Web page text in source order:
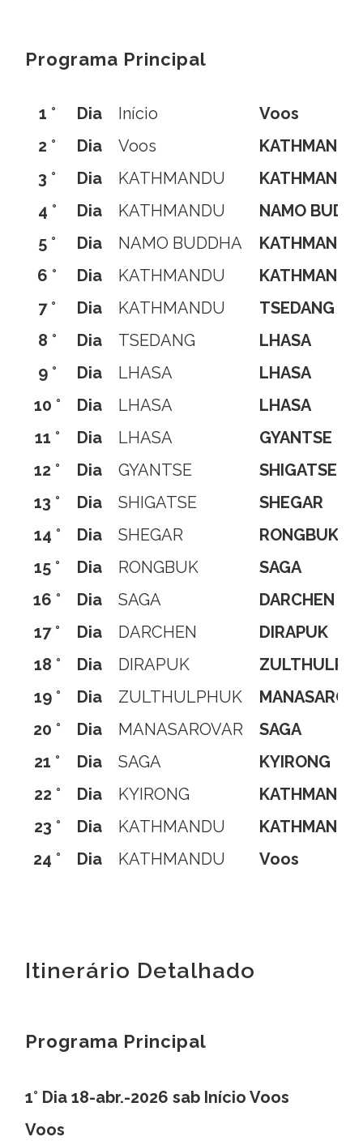
Programa Principal
1 ° Dia Início
Voos
2 °
Dia Voos
KATHMANDU
3 °
Dia KATHMANDU
KATHMANDU
4 °
Dia KATHMANDU
NAMO
5 °
Dia NAMO BUDDHA
KATHMANDU
6 °
Dia KATHMANDU
KATHMANDU
7 °
Dia KATHMANDU
TSEDANG
8 °
Dia TSEDANG
LHASA
9 °
Dia LHASA
LHASA
10 °
Dia LHASA
LHASA
11 °
Dia LHASA
GYANTSE
12 °
Dia GYANTSE
SHIGATSE
13 °
Dia SHIGATSE
SHEGAR
14 °
Dia SHEGAR
RONGBUK
15 °
Dia RONGBUK
SAGA
16 °
Dia SAGA
DARCHEN
17 °
Dia DARCHEN
DIRAPUK
18 °
Dia DIRAPUK
19 °
Dia ZULTHULPHUK
20 °
Dia MANASAROVAR
SAGA
21 °
Dia SAGA
KYIRONG
22 °
Dia KYIRONG
KATHMANDU
23 °
Dia KATHMANDU
KATHMANDU
24 °
Dia KATHMANDU Voos
Itinerário Detalhado
Programa Principal
1° Dia 18-abr.-2026 sab Início Voos
Voos